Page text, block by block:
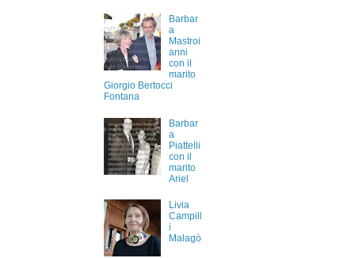
Barbar
a
Mastroi
anni
con il
marito
Giorgio Bertocci
Fontana
Barbar
a
Piattelli
con il
marito
Ariel
Livia
Campill
i
Malagò